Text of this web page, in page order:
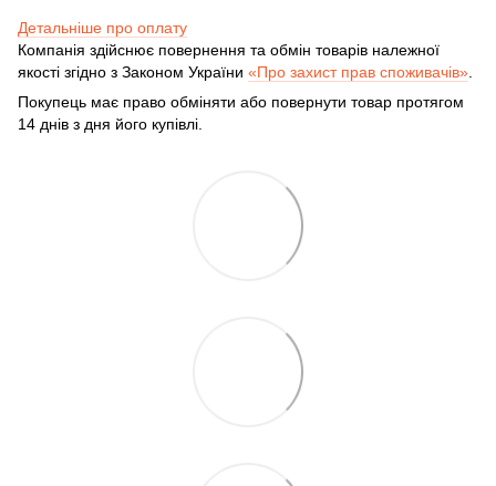
Детальніше про оплату
Компанія здійснює повернення та обмін товарів належної
якості згідно з Законом України «Про захист прав споживачів»
Покупець має право обміняти або повернути товар протягом
14 днів з дня його купівлі.